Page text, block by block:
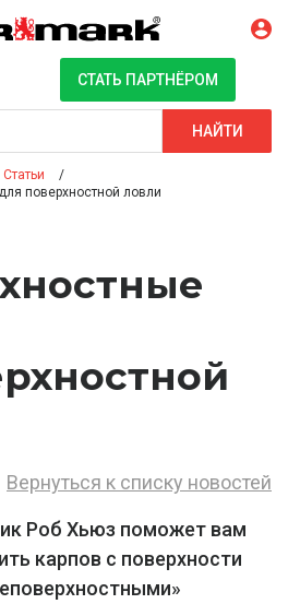
СТАТЬ ПАРТНЁРОМ
НАЙТИ
Статьи
поверхностной ловли
Вернуться к списку новостей
Роб Хьюз поможет вам
карпов с поверхности